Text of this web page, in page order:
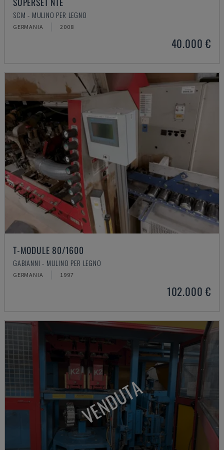
SCM - MULINO PER LEGNO
GERMANIA 2008
40.000 €
T-MODULE 80/1600
GABIANNI - MULINO PER LEGNO
GERMANIA 1997
102.000 €
VENDUTA